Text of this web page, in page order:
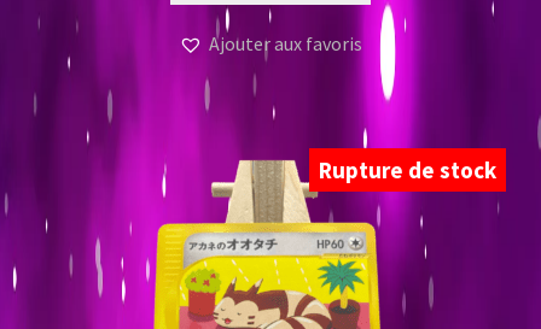
Ajouter aux favoris
Rupture de stock